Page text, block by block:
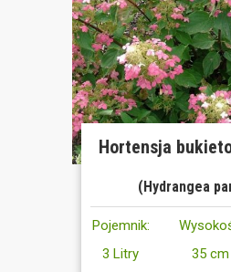
Hortensja
(Hydrangea
Pojemnik:
3 Litry
35 cm